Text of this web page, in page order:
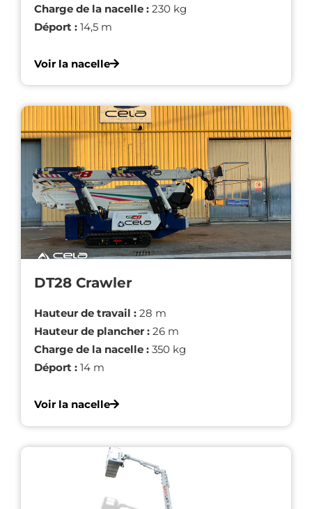
Charge de la nacelle : 230 kg
Déport : 14,5 m
Voir la nacelle
DT28 Crawler
Hauteur de travail : 28 m
Hauteur de plancher : 26 m
Charge de la nacelle : 350 kg
Déport : 14 m
Voir la nacelle